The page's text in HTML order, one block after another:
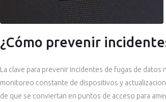
¿Cómo prevenir
La clave para prevenir incidentes de fugas de
monitoreo constante de dispositivos y
de que se conviertan en puntos de acceso para